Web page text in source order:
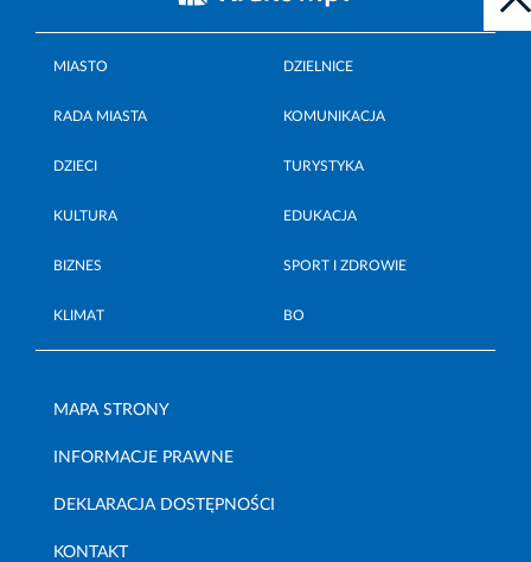
MIASTO DZIELNICE
RADA MIASTA KOMUNIKACJA
DZIECI TURYSTYKA
KULTURA EDUKACJA
BIZNES SPORT I ZDROWIE
KLIMAT BO
MAPA STRONY
INFORMACJE PRAWNE
DEKLARACJA DOSTĘPNOŚCI
KONTAKT